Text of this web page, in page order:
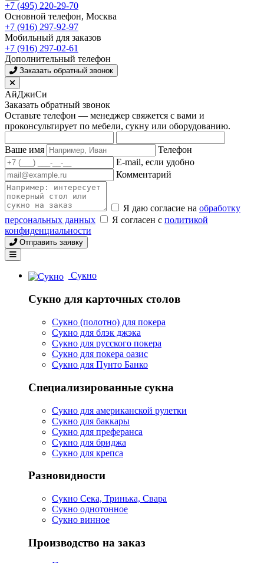
+7 (495) 220-29-70
Основной телефон, Москва
+7 (916) 297-92-97
Мобильный для заказов
+7 (916) 297-02-61
Дополнительный телефон
Заказать обратный звонок
АйДжиСи
Заказать обратный звонок
Оставьте телефон — менеджер свяжется с вами и
проконсультирует по мебели, сукну или оборудованию.
Ваше имя
Телефон
E-mail, если удобно
Комментарий
Я даю согласие на обработку
персональных данных
Я согласен с политикой
конфиденциальности
Отправить заявку
Сукно
Сукно для карточных столов
Сукно (полотно) для покера
Сукно для блэк джэка
Сукно для русского покера
Сукно для покера оазис
Сукно для Пунто Банко
Специализированные сукна
Сукно для американской рулетки
Сукно для баккары
Сукно для преферанса
Сукно для бриджа
Сукно для крепса
Разновидности
Сукно Сека, Тринька, Свара
Сукно однотонное
Сукно винное
Производство на заказ